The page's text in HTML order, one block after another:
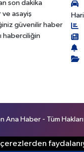
son dakika
asayiş
güvenilir haber
haberciliğin
Haber - Tüm Hakları